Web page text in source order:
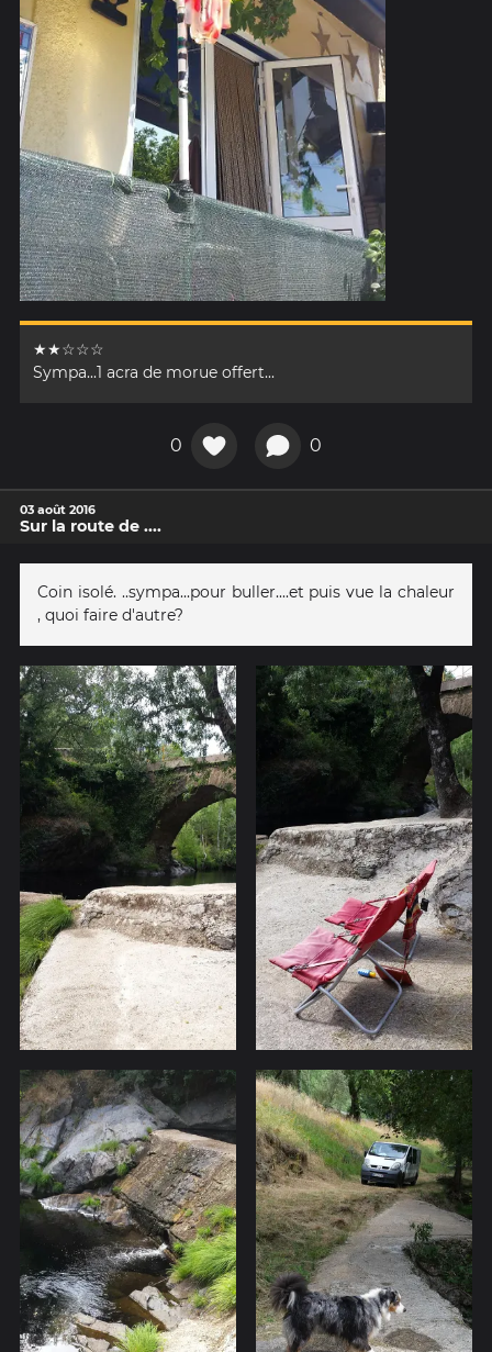
★★☆☆☆
Sympa...1 acra de morue offert...
0 0
03 août 2016
Sur la route de ....
Coin isolé. ..sympa...pour buller....et puis vue la chaleur
, quoi faire d'autre?